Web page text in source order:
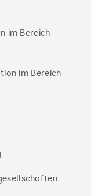
im Bereich
im Bereich